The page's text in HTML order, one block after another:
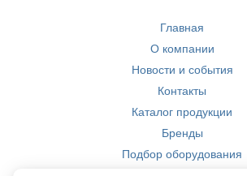
Главная
О компании
Новости и события
Контакты
Каталог продукции
Бренды
Подбор оборудования